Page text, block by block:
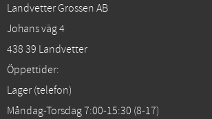
Landvetter Grossen AB
Johans väg 4
438 39 Landvetter
Öppettider:
Lager (telefon)
Måndag-Torsdag 7:00-15:30 (8-17)